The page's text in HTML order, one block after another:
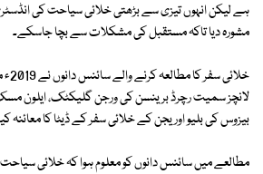
ہے لیکن انہوں تیزی سے بڑھتی خلائی سیاحت کی
مشورہ دیا تاکہ مستقبل کی مشکلات سے بچا جاسکے۔
لانچز سمیت رچرڈ برینسن کی ورجن گلیکٹک، ایلون
بیزوس کی بلیو اوریجن کے خلائی سفر کے ڈیٹا کا معائنہ
مطالعے میں سائنس دانوں کو معلوم ہوا کہ خلائی